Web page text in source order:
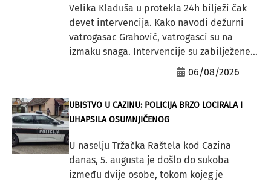
Velika Kladuša u protekla 24h bilježi čak
devet intervencija. Kako navodi dežurni
vatrogasac Grahović, vatrogasci su na
izmaku snaga. Intervencije su zabilježene...
06/08/2026
UBISTVO U CAZINU: POLICIJA BRZO LOCIRALA I
UHAPSILA OSUMNJIČENOG
U naselju Tržačka Raštela kod Cazina
danas, 5. augusta je došlo do sukoba
između dvije osobe, tokom kojeg je